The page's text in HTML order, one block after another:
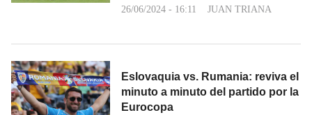
26/06/2024 - 16:11 JUAN TRIANA
Eslovaquia vs. Rumania: reviva el
minuto a minuto del partido por la
Eurocopa